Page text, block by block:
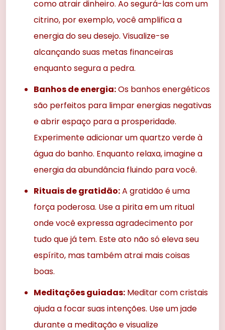
como atrair dinheiro. Ao segurá-las com um
citrino, por exemplo, você amplifica a
energia do seu desejo. Visualize-se
alcançando suas metas financeiras
enquanto segura a pedra.
Banhos de energia:Os banhos energéticos
são perfeitos para limpar energias negativas
e abrir espaço para a prosperidade.
Experimente adicionar um quartzo verde à
água do banho. Enquanto relaxa, imagine a
energia da abundância fluindo para você.
Rituais de gratidão:A gratidão é uma
força poderosa. Use a pirita em um ritual
onde você expressa agradecimento por
tudo que já tem. Este ato não só eleva seu
espírito, mas também atrai mais coisas
boas.
Meditações guiadas: Meditar com cristais
ajuda a focar suas intenções. Use um jade
durante a meditação e visualize